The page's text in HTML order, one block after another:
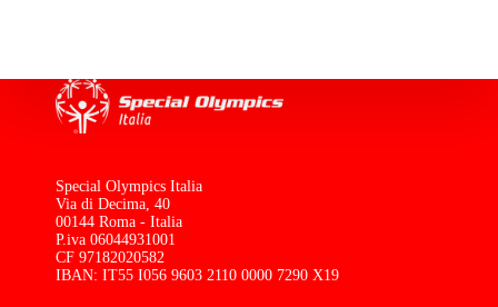
Special Olympics Italia
Via di Decima, 40
00144 Roma - Italia
P.iva 06044931001
CF 97182020582
IBAN: IT55 I056 9603 2110 0000 7290 X19